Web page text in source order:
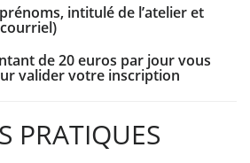
intitulé de l’atelier et
de 20 euros par jour vous
valider votre inscription
PRATIQUES